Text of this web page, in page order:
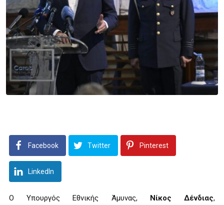
Facebook Twitter Pinterest
LinkedIn
Ο Υπουργός Εθνικής Άμυνας, Νίκος Δένδιας,